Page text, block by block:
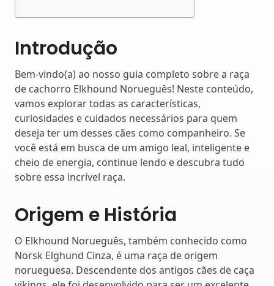
Introdução
Bem-vindo(a) ao nosso guia completo sobre a raça
de cachorro Elkhound Norueguês! Neste conteúdo,
vamos explorar todas as características,
curiosidades e cuidados necessários para quem
deseja ter um desses cães como companheiro. Se
você está em busca de um amigo leal, inteligente e
cheio de energia, continue lendo e descubra tudo
sobre essa incrível raça.
Origem e História
O Elkhound Norueguês, também conhecido como
Norsk Elghund Cinza, é uma raça de origem
norueguesa. Descendente dos antigos cães de caça